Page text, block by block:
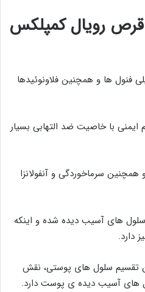
قرص رویال کمپلکس
فنول ها و همچنین فلاونوئیدها
با خاصیت ضد التهابی بسیار
سرماخوردگی و آنفولانزا
های آسیب دیده شده و اینکه
دارد.
تقسیم سلول های پوستی، نقش
های آسیب دیده ی پوست دارد.